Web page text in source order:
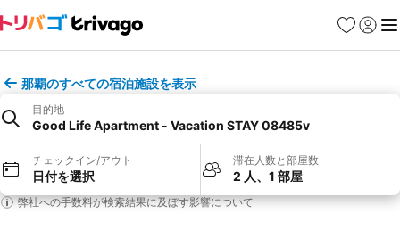
お気に入り
ログイ
メ
那覇のすべての宿泊施設を表示
目的地
Good Life Apartment - Vacation STAY 08485v
チェックイン/アウト
日付を選択
滞在人数と部屋数
2 人、1 部屋
弊社への手数料が検索結果に及ぼす影響について